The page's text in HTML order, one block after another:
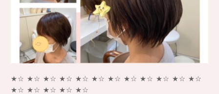
★☆ ★☆ ★☆ ★☆ ★☆ ★☆ ★☆ ★☆ ★☆ ★☆ ★☆ ★☆
★☆ ★☆ ★☆ ★☆ ★☆